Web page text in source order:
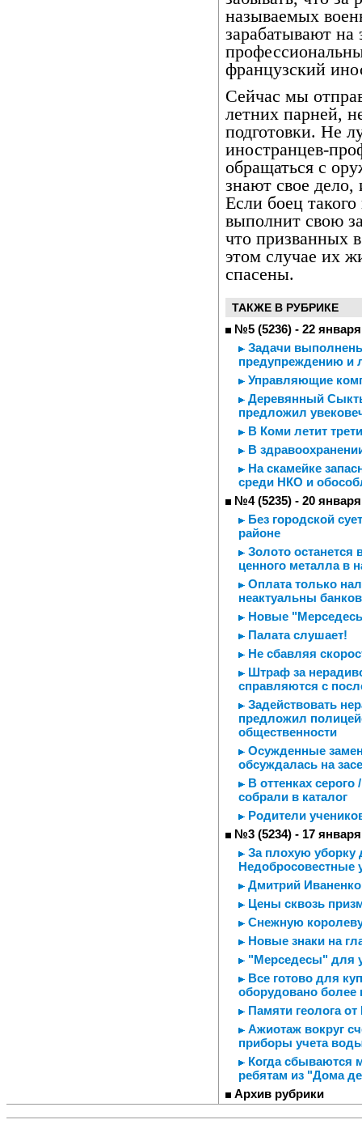
называемых
зарабатывают на
французский
Сейчас мы
летних парней,
подготовки. Не
иностранцев-
обращаться с
знают свое
Если боец
выполнит свою
что призванных
этом случае их
спасены.
ТАКЖЕ В РУБРИКЕ
№5 (5236) - 22 января
Задачи
предупреждению и
Управляющие
Деревянный
предложил
В Коми летит
В
На скамейке
среди НКО и
№4 (5235) - 20 января
Без городской
районе
Золото
ценного металла в
Оплата только
неактуальны
Новые
Палата слушает!
Не сбавляя
Штраф за
справляются с
Задействовать
предложил
общественности
Осужденные
обсуждалась на
В оттенках
собрали в каталог
Родители
№3 (5234) - 17 января
За плохую уборку
Недобросовестные
Дмитрий
Цены сквозь
Снежную
Новые знаки на
"Мерседесы" для
Все готово для
оборудовано более
Памяти геолога
Ажиотаж вокруг
приборы учета
Когда сбываются
ребятам из "Дома
Архив рубрики